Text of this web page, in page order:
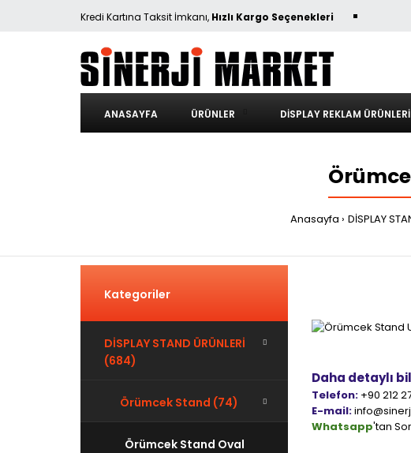
Kredi Kartına Taksit İmkanı, Hızlı Kargo Seçenekleri
ANASAYFA ÜRÜNLER DISPLAY REKLAM ÜRÜNLERI
Anasayfa DİSPLAY
Kategoriler
DİSPLAY STAND ÜRÜNLERİ
(684)
Örümcek Stand (74)
Örümcek Stand Oval
Daha detaylı
Telefon: +90 212
E-mail:
Whatsapp'tan